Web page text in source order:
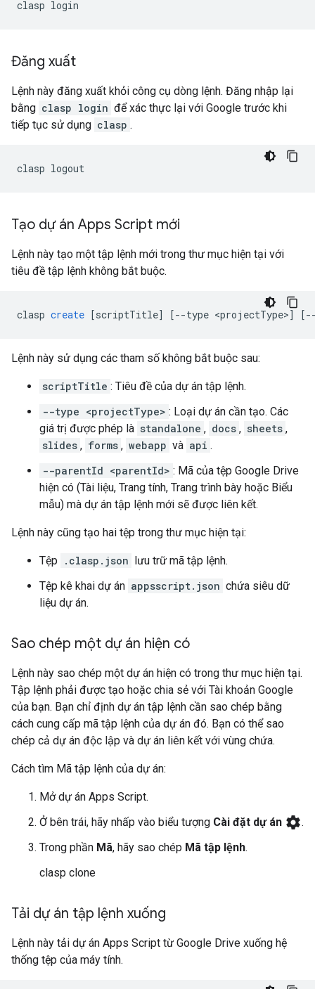
Đăng xuất
Lệnh này đăng xuất khỏi công cụ dòng lệnh. Đăng nhập lại
bằng clasp login để xác thực lại với Google trước khi
tiếp tục sử dụng clasp .
Tạo dự án Apps Script mới
Lệnh này tạo một tập lệnh mới trong thư mục hiện tại với
tiêu đề tập lệnh không bắt buộc.
clasp create [scriptTitle] [--type <projectType>] [
Lệnh này sử dụng các tham số không bắt buộc sau:
scriptTitle : Tiêu đề của dự án tập lệnh.
--type <projectType> : Loại dự án cần tạo. Các
giá trị được phép là standalone , docs , sheets ,
slides , forms , webapp và api .
--parentId <parentId> : Mã của tệp Google Drive
hiện có (Tài liệu, Trang tính, Trang trình bày hoặc Biểu
mẫu) mà dự án tập lệnh mới sẽ được liên kết.
Lệnh này cũng tạo hai tệp trong thư mục hiện tại:
Tệp .clasp.json lưu trữ mã tập lệnh.
Tệp kê khai dự án appsscript.json chứa siêu dữ
liệu dự án.
Sao chép một dự án hiện có
Lệnh này sao chép một dự án hiện có trong thư mục hiện tại.
Tập lệnh phải được tạo hoặc chia sẻ với Tài khoản Google
của bạn. Bạn chỉ định dự án tập lệnh cần sao chép bằng
cách cung cấp mã tập lệnh của dự án đó. Bạn có thể sao
chép cả dự án độc lập và dự án liên kết với vùng chứa.
Cách tìm Mã tập lệnh của dự án:
Mở dự án Apps Script.
Ở bên trái, hãy nhấp vào biểu tượng Cài đặt dự án settings.
Trong phần Mã, hãy sao chép Mã tập lệnh.
clasp clone
Tải dự án tập lệnh xuống
Lệnh này tải dự án Apps Script từ Google Drive xuống hệ
thống tệp của máy tính.